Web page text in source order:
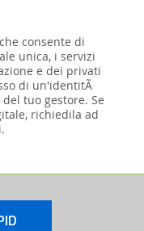
consente di
unica, i servizi
e dei privati
di un'identitÃ
tuo gestore. Se
richiedila ad